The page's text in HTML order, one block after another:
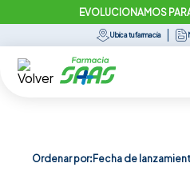
EVOLUCIONAMOS
Ubica tu farmacia
Ordenar por Fecha de